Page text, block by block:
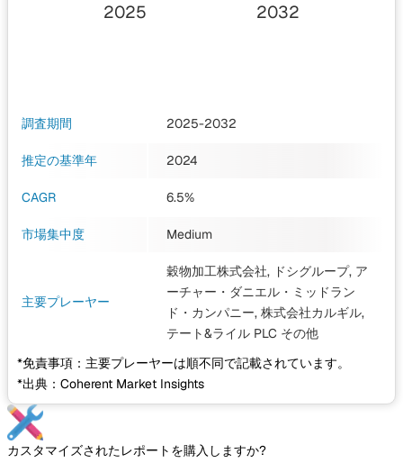
2025 2032
調査期間 2025-2032
推定の基準年 2024
CAGR 6.5%
市場集中度 Medium
主要プレーヤー
穀物加工株式会社, ドシグループ, ア
ーチャー・ダニエル・ミッドラン
ド・カンパニー, 株式会社カルギル,
テート&ライル PLC その他
*免責事項：主要プレーヤーは順不同で記載されています。
*出典：Coherent Market Insights
カスタマイズされたレポートを購入しますか?